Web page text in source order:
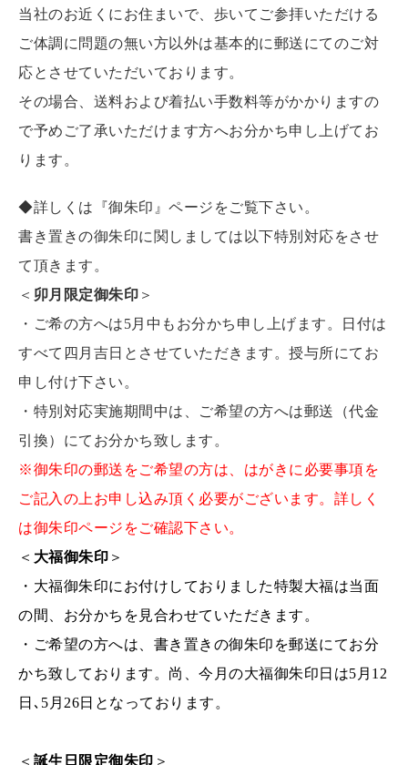
当社のお近くにお住まいで、歩いてご参拝いただける
ご体調に問題の無い方以外は基本的に郵送にてのご対
応とさせていただいております。
その場合、送料および着払い手数料等がかかりますの
で予めご了承いただけます方へお分かち申し上げてお
ります。
◆詳しくは『御朱印』ページをご覧下さい。
書き置きの御朱印に関しましては以下特別対応をさせ
て頂きます。
＜ 卯月限定御朱印 ＞
・ご希の方へは5月中もお分かち申し上げます。日付は
すべて四月吉日とさせていただきます。授与所にてお
申し付け下さい。
・特別対応実施期間中は、ご希望の方へは郵送（代金
引換）にてお分かち致します。
※御朱印の郵送をご希望の方は、はがきに必要事項を
ご記入の上お申し込み頂く必要がございます。詳しく
は御朱印ページをご確認下さい。
＜ 大福御朱印 ＞
・大福御朱印にお付けしておりました特製大福は当面
の間、お分かちを見合わせていただきます。
・ご希望の方へは、書き置きの御朱印を郵送にてお分
かち致しております。尚、今月の大福御朱印日は5月12
日､5月26日となっております。
＜ 誕生日限定御朱印 ＞